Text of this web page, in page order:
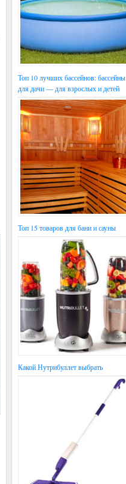
Топ 10 лучших бассейнов: бассейны
для дачи — для взрослых и детей
Топ 15 товаров для бани и сауны
Какой Нутрибуллет выбрать